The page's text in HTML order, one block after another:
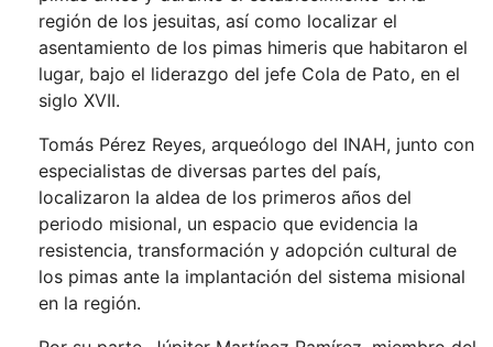
región de los jesuitas, así como localizar el
asentamiento de los pimas himeris que habitaron el
lugar, bajo el liderazgo del jefe Cola de Pato, en el
siglo XVII.
Tomás Pérez Reyes, arqueólogo del INAH, junto con
especialistas de diversas partes del país,
localizaron la aldea de los primeros años del
periodo misional, un espacio que evidencia la
resistencia, transformación y adopción cultural de
los pimas ante la implantación del sistema misional
en la región.